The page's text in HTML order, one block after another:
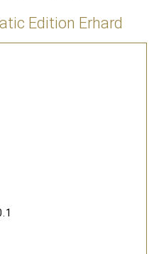
Edition Erhard